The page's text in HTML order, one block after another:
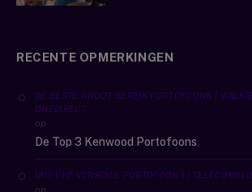
RECENTE OPMERKINGEN
DE BESTE GROOT BEREIK PORTOFOONS |
ONEDIRECT
op
De Top 3 Kenwood Portofoons
UHF VHF VERSCHIL PORTOFOONS |
op